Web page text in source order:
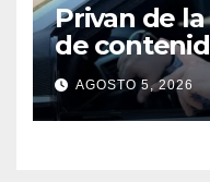
Privan de
AGOSTO 5, 2026